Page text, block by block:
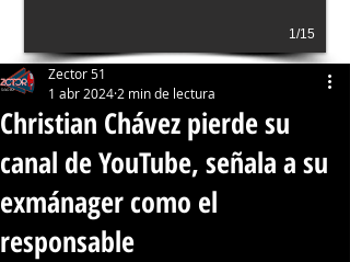
1/15
Christian Chávez pierde su
canal de YouTube, señala a su
exmánager como el
responsable
Zector 51
1 abr 2024 2 min de lectura